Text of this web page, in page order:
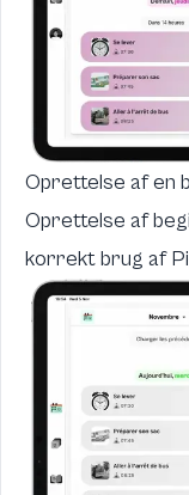
Oprettelse af en
Oprettelse af
korrekt brug af